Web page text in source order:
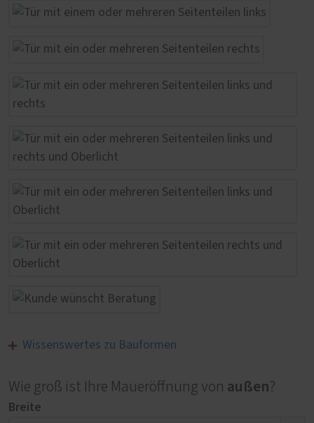
Wissenswertes zu Bauformen
Wie groß ist Ihre Maueröffnung von außen?
Breite